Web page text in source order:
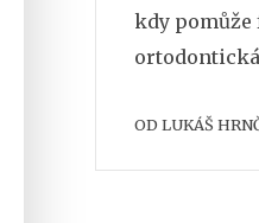
kdy
ortodontická
OD LUKÁŠ